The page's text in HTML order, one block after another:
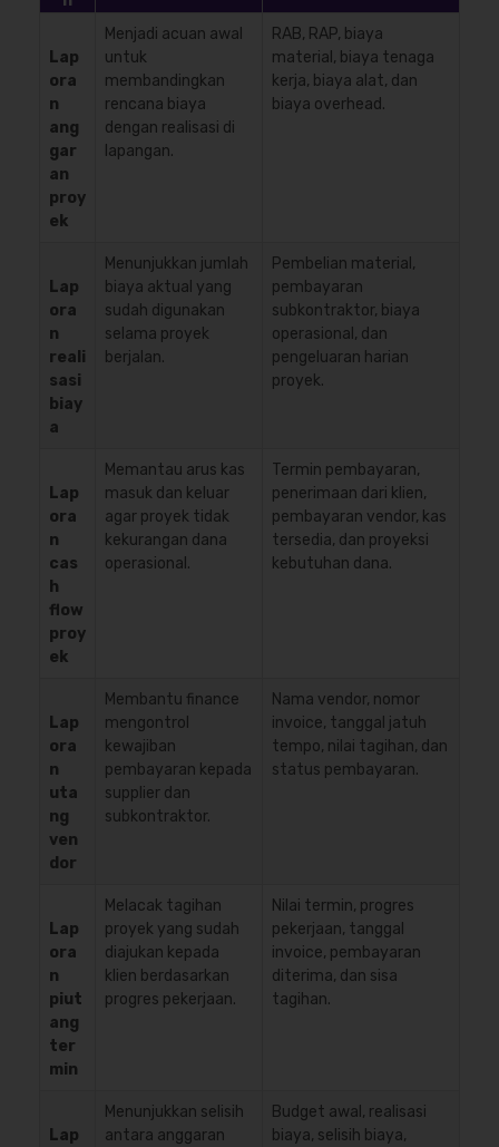
Lap
ora
n
ang
gar
an
proy
ek
Menjadi acuan awal
untuk
membandingkan
rencana biaya
dengan realisasi di
lapangan.
RAB, RAP, biaya
material, biaya tenaga
kerja, biaya alat, dan
biaya overhead.
Lap
ora
n
reali
sasi
biay
a
Menunjukkan jumlah
biaya aktual yang
sudah digunakan
selama proyek
berjalan.
Pembelian material,
pembayaran
subkontraktor, biaya
operasional, dan
pengeluaran harian
proyek.
Lap
ora
n
cas
h
flow
proy
ek
Memantau arus kas
masuk dan keluar
agar proyek tidak
kekurangan dana
operasional.
Termin pembayaran,
penerimaan dari klien,
pembayaran vendor, kas
tersedia, dan proyeksi
kebutuhan dana.
Lap
ora
n
uta
ng
ven
dor
Membantu finance
mengontrol
kewajiban
pembayaran kepada
supplier dan
subkontraktor.
Nama vendor, nomor
invoice, tanggal jatuh
tempo, nilai tagihan, dan
status pembayaran.
Lap
ora
n
piut
ang
ter
min
Melacak tagihan
proyek yang sudah
diajukan kepada
klien berdasarkan
progres pekerjaan.
Nilai termin, progres
pekerjaan, tanggal
invoice, pembayaran
diterima, dan sisa
tagihan.
Lap
Menunjukkan selisih
antara anggaran
Budget awal, realisasi
biaya, selisih biaya,